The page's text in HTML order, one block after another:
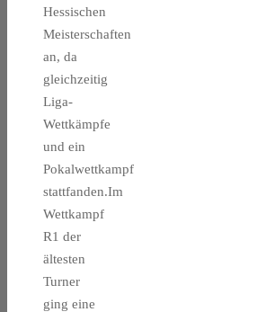
Hessischen
Meisterschaften
an, da
gleichzeitig
Liga-
Wettkämpfe
und ein
Pokalwettkampf
stattfanden.Im
Wettkampf
R1 der
ältesten
Turner
ging eine